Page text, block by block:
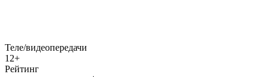
Теле/видеопередачи
12+
Рейтинг